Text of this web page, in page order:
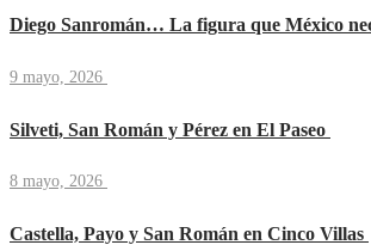
Diego Sanromán… La figura que México
9 mayo, 2026
Silveti, San Román y Pérez en El Paseo
8 mayo, 2026
Castella, Payo y San Román en Cinco Villas